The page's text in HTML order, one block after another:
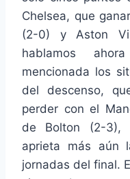
Chelsea, que
(2-0) y Aston
hablamos
mencionada los
del descenso,
perder con el
de Bolton (2-3),
aprieta más aún
jornadas del final.